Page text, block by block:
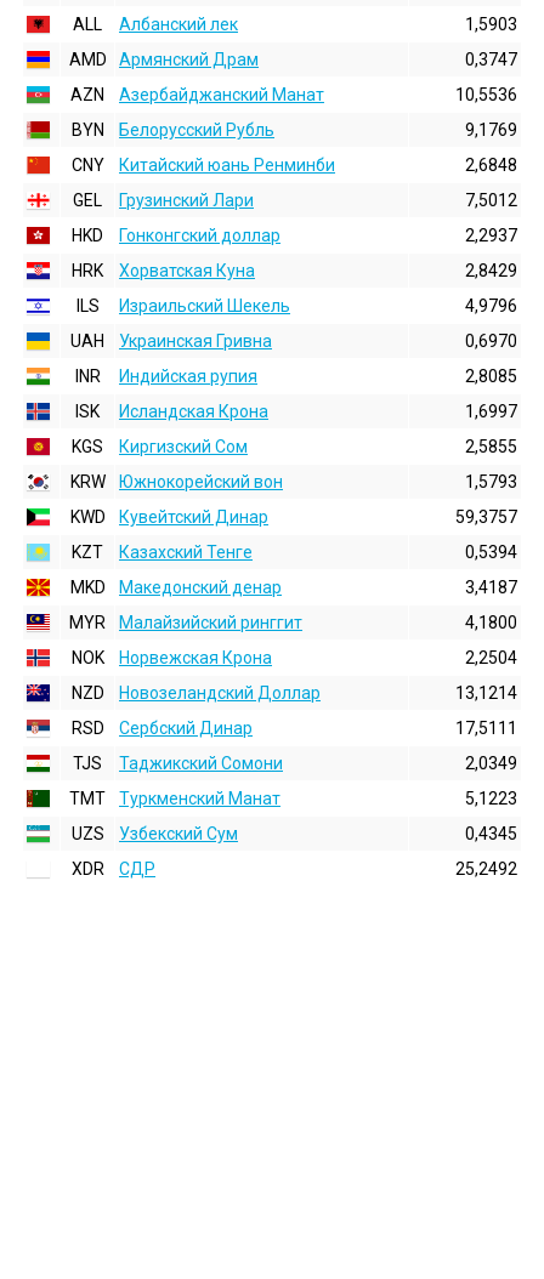
ALL
Албанский лек
1,5903
AMD
Армянский Драм
0,3747
AZN
Азербайджанский Манат
10,5536
BYN
Белорусский Рубль
9,1769
CNY
Китайский юань Ренминби
2,6848
GEL
Грузинский Лари
7,5012
HKD
Гонконгский доллаp
2,2937
HRK
Хорватская Куна
2,8429
ILS
Израильский Шекель
4,9796
UAH
Украинская Гривна
0,6970
INR
Индийская pупия
2,8085
ISK
Исландская Крона
1,6997
KGS
Киргизский Сом
2,5855
KRW
Южнокорейский вон
1,5793
KWD
Кувейтский Динар
59,3757
KZT
Казахский Тенге
0,5394
MKD
Македонский денар
3,4187
MYR
Малайзийский ринггит
4,1800
NOK
Норвежская Крона
2,2504
NZD
Новозеландский Доллар
13,1214
RSD
Сербский Динар
17,5111
TJS
Таджикский Сомони
2,0349
TMT
Туркменский Манат
5,1223
UZS
Узбекский Сум
0,4345
XDR
СДР 25,2492